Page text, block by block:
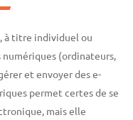
à titre individuel ou
numériques (ordinateurs,
et envoyer des e-
permet certes de se
mais elle